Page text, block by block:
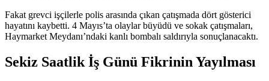
Fakat grevci işçilerle polis arasında çıkan çatışmada dört gösterici
hayatını kaybetti. 4 Mayıs’ta olaylar büyüdü ve sokak çatışmaları,
Haymarket Meydanı’ndaki kanlı bombalı saldırıyla sonuçlanacaktı.
Sekiz Saatlik İş Günü Fikrinin Yayılması